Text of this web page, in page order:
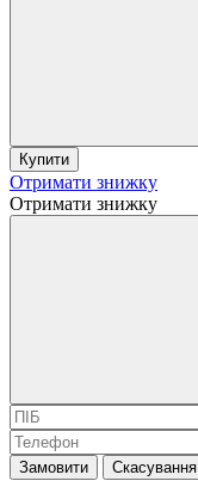
Купити
Отримати знижку
Отримати знижку
Замовити Скасування